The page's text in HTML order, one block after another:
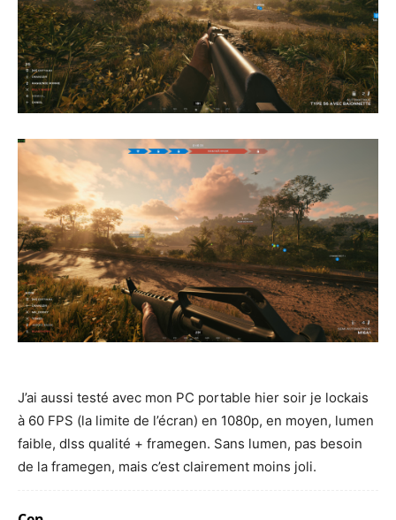
J’ai aussi testé avec mon PC portable hier soir je lockais
à 60 FPS (la limite de l’écran) en 1080p, en moyen, lumen
faible, dlss qualité + framegen. Sans lumen, pas besoin
de la framegen, mais c’est clairement moins joli.